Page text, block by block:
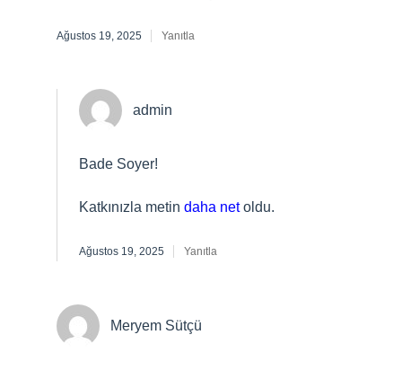
Ağustos 19, 2025 Yanıtla
admin
Bade Soyer!
Katkınızla metin daha netoldu.
Ağustos 19, 2025 Yanıtla
Meryem Sütçü